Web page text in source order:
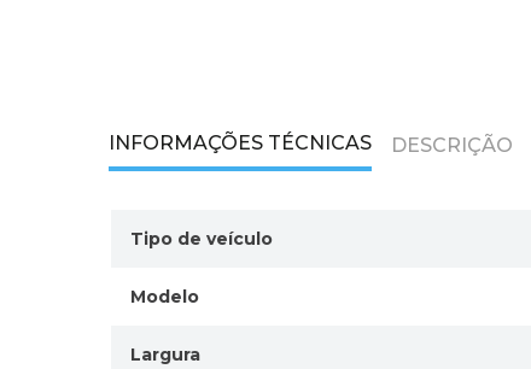
INFORMAÇÕES TÉCNICAS DESCRIÇÃO
Tipo de veículo
Modelo
Largura